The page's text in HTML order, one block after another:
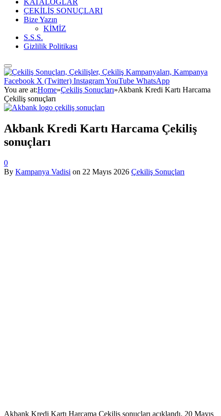
KATALOGLAR
ÇEKİLİŞ SONUÇLARI
Bize Yazın
KİMİZ
S.S.S.
Gizlilik Politikası
Facebook X (Twitter) InstagramYouTube WhatsApp
You are at:Home»Çekiliş Sonuçları»Akbank Kredi Kartı Harcama
Çekiliş sonuçları
Akbank Kredi Kartı Harcama Çekiliş
sonuçları
0
By Kampanya Vadisi on 22 Mayıs 2026 Çekiliş Sonuçları
Akbank Kredi Kartı Harcama Çekiliş sonuçları açıklandı. 20 Mayıs